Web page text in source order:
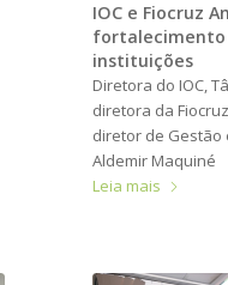
IOC e Fiocruz
fortalecimento
instituições
Diretora do IOC,
diretora da
diretor de Gestão
Aldemir Maquiné
Leia mais